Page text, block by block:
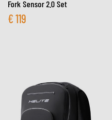
Fork Sensor 2.0 Set
€119